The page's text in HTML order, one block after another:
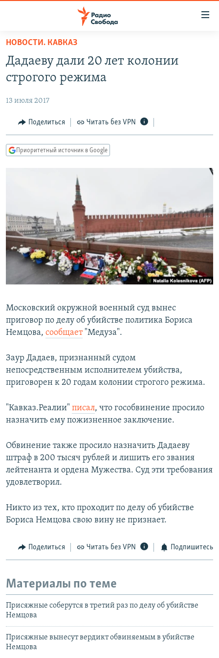
упрощенного
доступа
основному
Вернутся
главной
навигации
ПОДКАСТЫ
АВТОРСКИЕ ПРОЕКТЫ
ЦИТАТЫ СВОБОДЫ
МНЕНИЯ
IDEL.РЕАЛИИ
СИБИРЬ.РЕАЛИИ
РАСПИСАНИЕ ВЕЩАНИЯ
ПОДПИШИТЕСЬ НА РАССЫЛКУ
СОЦИАЛЬНЫЕ СЕТИ
Все сайты РСЕ/РС
НОВОСТИ. КАВКАЗ
Дадаеву дали 20 лет колонии
строгого режима
13 июля 2017
Поделиться Читать без VPN
Приоритетный источник в Google
Московский окружной военный суд вынес
приговор по делу об убийстве политика Бориса
Немцова, сообщает"Медуза".
Заур Дадаев, признанный судом
непосредственным исполнителем убийства,
приговорен к 20 годам колонии строгого режима.
"Кавказ.Реалии" писал, что гособвинение просило
назначить ему пожизненное заключение.
Обвинение также просило назначить Дадаеву
штраф в 200 тысяч рублей и лишить его звания
лейтенанта и ордена Мужества. Суд эти требования
удовлетворил.
Никто из тех, кто проходит по делу об убийстве
Бориса Немцова свою вину не признает.
Поделиться Читать без VPN Подпишитесь
Материалы по теме
Присяжные соберутся в третий раз по делу об убийстве
Немцова
Присяжные вынесут вердикт обвиняемым в убийстве
Немцова